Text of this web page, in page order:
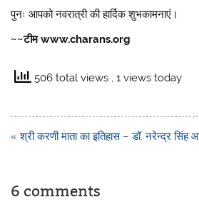
पुनः आपको नवरात्री की हार्दिक शुभकामनाएं।
~~टीम www.charans.org
506 total views , 1 views today
Post
« श्री करणी माता का इतिहास – डॉ. नरेन्द्र सिंह
6 comments